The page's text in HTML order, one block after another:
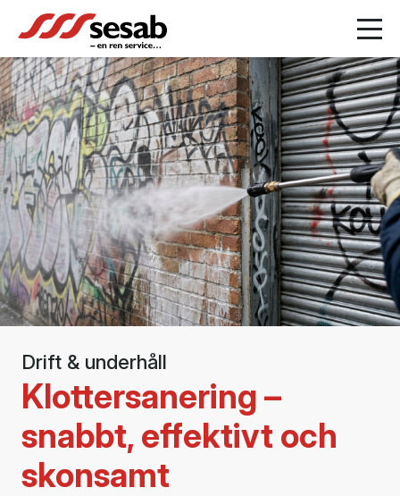
Drift & underhåll
Klottersanering –
snabbt, effektivt och
skonsamt